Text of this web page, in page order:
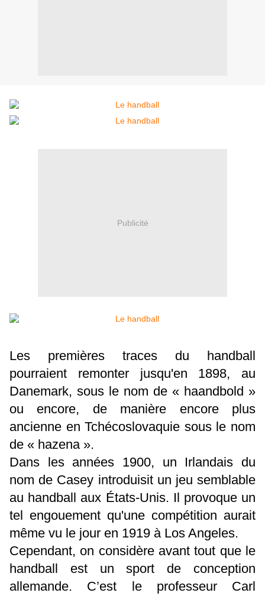
Publicité
Les premières traces du handball
pourraient remonter jusqu'en 1898, au
Danemark, sous le nom de « haandbold »
ou encore, de manière encore plus
ancienne en Tchécoslovaquie sous le nom
de « hazena ».
Dans les années 1900, un Irlandais du
nom de Casey introduisit un jeu semblable
au handball aux États-Unis. Il provoque un
tel engouement qu'une compétition aurait
même vu le jour en 1919 à Los Angeles.
Cependant, on considère avant tout que le
handball est un sport de conception
allemande. C’est le professeur Carl